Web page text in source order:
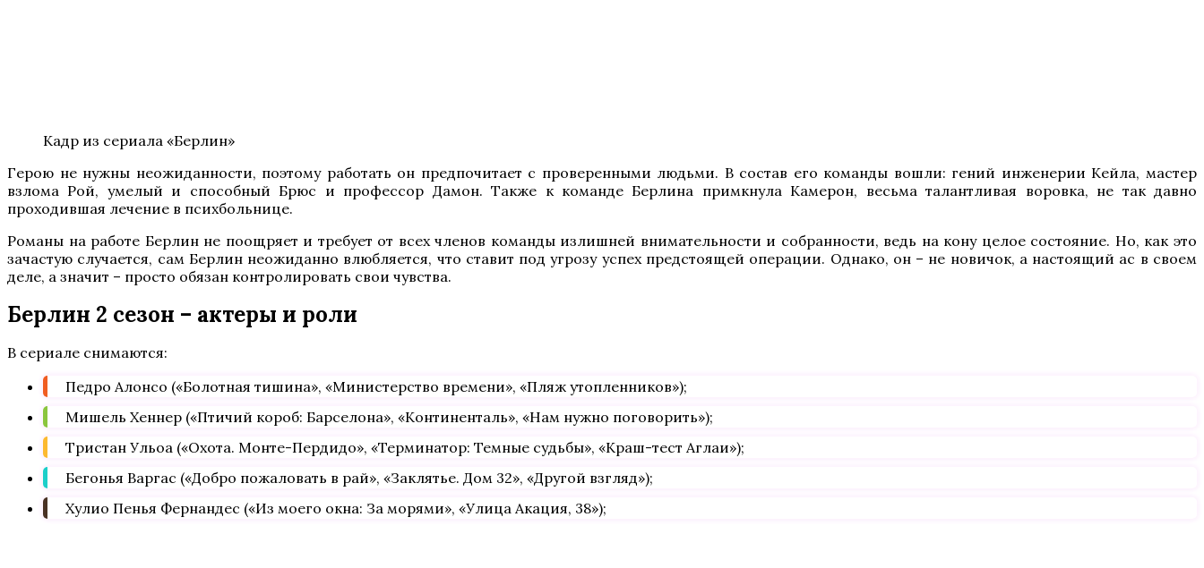
Кадр из сериала «Берлин»
Герою не нужны неожиданности, поэтому работать он предпочитает с проверенными людьми. В состав его команды вошли: гений инженерии Кейла, мастер
взлома Рой, умелый и способный Брюс и профессор Дамон. Также к команде Берлина примкнула Камерон, весьма талантливая воровка, не так давно
проходившая лечение в психбольнице.
Романы на работе Берлин не поощряет и требует от всех членов команды излишней внимательности и собранности, ведь на кону целое состояние. Но, как это
зачастую случается, сам Берлин неожиданно влюбляется, что ставит под угрозу успех предстоящей операции. Однако, он – не новичок, а настоящий ас в своем
деле, а значит – просто обязан контролировать свои чувства.
Берлин 2 сезон – актеры и роли
В сериале снимаются:
Педро Алонсо («Болотная тишина», «Министерство времени», «Пляж утопленников»);
Мишель Хеннер («Птичий короб: Барселона», «Континенталь», «Нам нужно поговорить»);
Тристан Ульоа («Охота. Монте-Пердидо», «Терминатор: Темные судьбы», «Краш-тест Аглаи»);
Бегонья Варгас («Добро пожаловать в рай», «Заклятье. Дом 32», «Другой взгляд»);
Хулио Пенья Фернандес («Из моего окна: За морями», «Улица Акация, 38»);